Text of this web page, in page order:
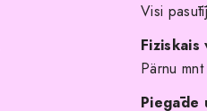
Visi
Fiziskais
Pärnu
Piegāde